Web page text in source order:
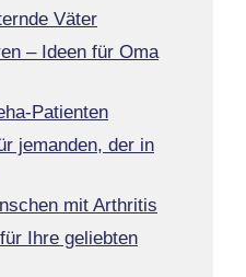
Väter
– Ideen für Oma
Patienten
jemanden, der in
mit Arthritis
Ihre geliebten